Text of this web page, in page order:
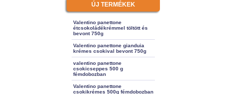
ÚJ TERMÉKEK
Valentino panettone
étcsokoládékrémmel töltött és
bevont 750g
Valentino panettone gianduia
krémes csokival bevont 750g
valentino panettone
csokicseppes 500 g
fémdobozban
Valentino panettone
csokikrémes 500g fémdobozban